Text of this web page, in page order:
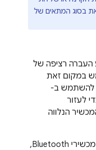
בסוג המתאים של
העברה רציפה של
במקום זאת
להשתמש ב-
לעזור
הנלווה
אם האפליקציה שלכם צריכה לסרוק מכשירי Bluetooth,